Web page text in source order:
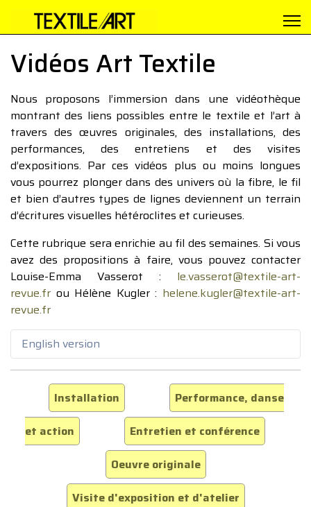
Vidéos Art Textile
Nous proposons l’immersion dans une vidéothèque
montrant des liens possibles entre le textile et l’art à
travers des œuvres originales, des installations, des
performances, des entretiens et des visites
d’expositions. Par ces vidéos plus ou moins longues
vous pourrez plonger dans des univers où la fibre, le fil
et bien d’autres types de lignes deviennent un terrain
d’écritures visuelles hétéroclites et curieuses.
Cette rubrique sera enrichie au fil des semaines. Si vous
avez des propositions à faire, vous pouvez contacter
Louise-Emma Vasserot : le.vasserot@textile-art-
revue.fr ou Hélène Kugler : helene.kugler@textile-art-
revue.fr
English version
Installation
Performance, danse
et action
Entretien et conférence
Oeuvre originale
Visite d'exposition et d'atelier